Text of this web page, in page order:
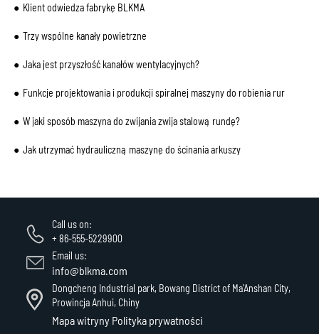
Klient odwiedza fabrykę BLKMA
Trzy wspólne kanały powietrzne
Jaka jest przyszłość kanałów wentylacyjnych?
Funkcje projektowania i produkcji spiralnej maszyny do robienia rur
W jaki sposób maszyna do zwijania zwija stalową rundę?
Jak utrzymać hydrauliczną maszynę do ścinania arkuszy
Call us on:
+ 86-555-5229900
Email us:
info@blkma.com
Dongcheng Industrial park, Bowang District of Ma'Anshan City,
Prowincja Anhui, Chiny
Mapa witryny Polityka prywatności